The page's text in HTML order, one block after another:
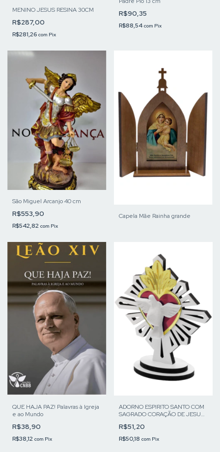
MENINO JESUS RESINA 30CM
R$287,00
R$281,26 com Pix
R$90,35
R$88,54 com Pix
São Miguel Arcanjo 40 cm
R$553,90
R$542,82 com Pix
Capela Mãe Rainha grande
QUE HAJA PAZ! Palavras à Igreja
e ao Mundo
R$38,90
R$38,12 com Pix
ADORNO ESPIRITO SANTO COM
SAGRADO CORAÇÃO DE JESUS
R$51,20
R$50,18 com Pix